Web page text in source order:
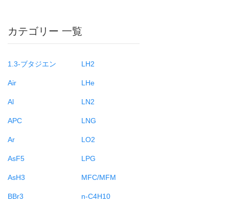
カテゴリー 一覧
1.3-ブタジエン
Air
Al
APC
Ar
AsF5
AsH3
BBr3
LH2
LHe
LN2
LNG
LO2
LPG
MFC/MFM
n-C4H10